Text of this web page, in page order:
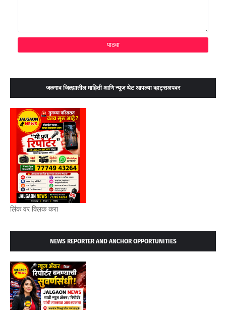
जळगाव जिल्ह्यातील माहिती आणि न्यूज थेट आपल्या व्हाट्सअपवर
लिंक वर क्लिक करा
NEWS REPORTER AND ANCHOR OPPORTUNITIES